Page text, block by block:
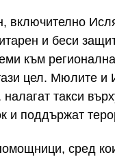
включително
и беси
към
цел. Мюлите
такси
и поддържат
сред